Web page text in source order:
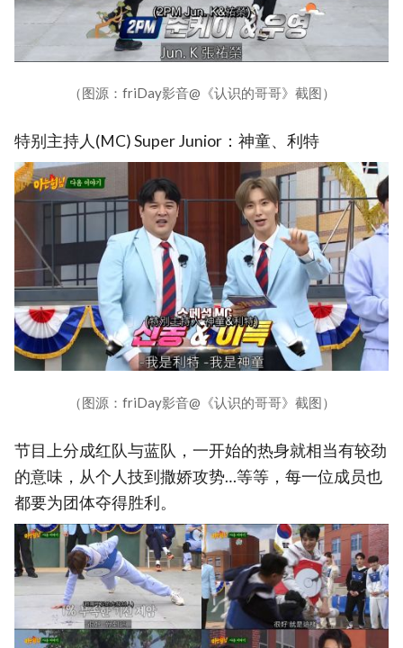
（图源：friDay影音@《认识的哥哥》截图）
特别主持人(MC) Super Junior：神童、利特
（图源：friDay影音@《认识的哥哥》截图）
节目上分成红队与蓝队，一开始的热身就相当有较劲
的意味，从个人技到撒娇攻势…等等，每一位成员也
都要为团体夺得胜利。